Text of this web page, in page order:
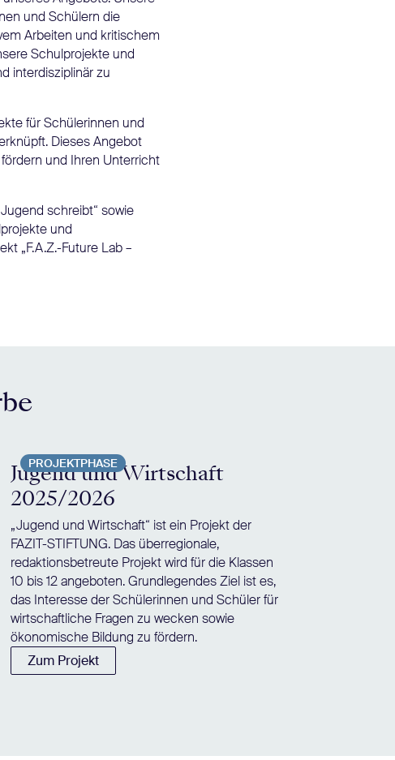
und Schülern die
Arbeiten und kritischem
Schulprojekte und
interdisziplinär zu
für Schülerinnen und
Dieses Angebot
und Ihren Unterricht
schreibt“ sowie
und
„F.A.Z.-Future Lab –
PROJEKTPHASE
Jugend und Wirtschaft
2025/2026
„Jugend und Wirtschaft“ ist ein Projekt der
FAZIT-STIFTUNG. Das überregionale,
redaktionsbetreute Projekt wird für die Klassen
10 bis 12 angeboten. Grundlegendes Ziel ist es,
das Interesse der Schülerinnen und Schüler für
wirtschaftliche Fragen zu wecken sowie
ökonomische Bildung zu fördern.
Zum Projekt